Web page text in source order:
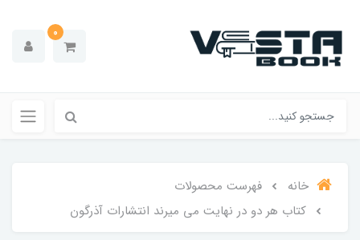
0
خانه
فهرست محصولات
کتاب هر دو در نهایت می میرند انتشارات آذرگون